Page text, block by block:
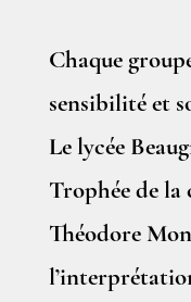
Chaque
sensibilité et
Le lycée
Trophée de la
Théodore